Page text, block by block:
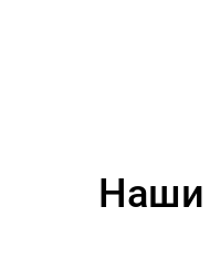
Наши